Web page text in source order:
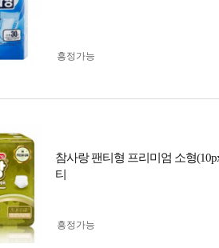
흥정가능
참사랑 팬티형 프리미엄 소형
티
흥정가능